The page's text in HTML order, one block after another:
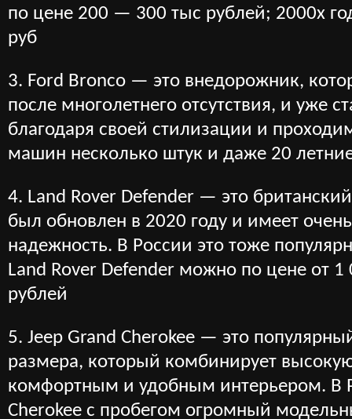
по цене 200 — 300 тыс рублей; 2000х
руб
3. Ford Bronco — это внедорожник,
после многолетнего отсутствия, и уже
благодаря своей стилизации и
машин несколько штук и даже 20
4. Land Rover Defender — это
был обновлен в 2020 году и имеет
надежность. В России это тоже
Land Rover Defender можно по цене от
рублей
5. Jeep Grand Cherokee — это
размера, который комбинирует
комфортным и удобным интерьером. В
Cherokee с пробегом огромный